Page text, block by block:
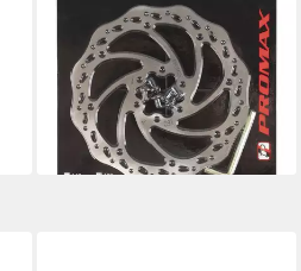
Scheibenbremse Promax BD-
160 Bremsscheibe Ø160mm
6-Loch Edelstahl, inkl.
Schrauben &
ab 16,29 €
lieferbar - in 6-7 Werktagen bei dir